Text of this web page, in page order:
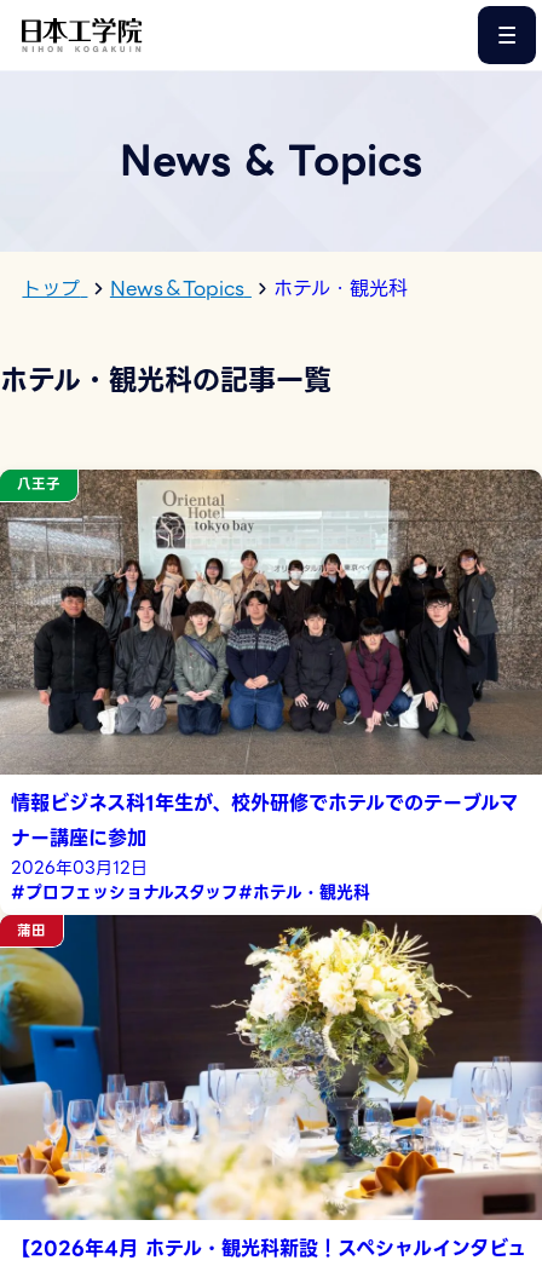
News & Topics
トップ News＆Topics ホテル・観光科
ホテル・観光科の記事一覧
八王子
情報ビジネス科1年生が、校外研修でホテルでのテーブルマ
ナー講座に参加
2026年03月12日
#プロフェッショナルスタッフ#ホテル・観光科
蒲田
【2026年4月 ホテル・観光科新設！スペシャルインタビュ